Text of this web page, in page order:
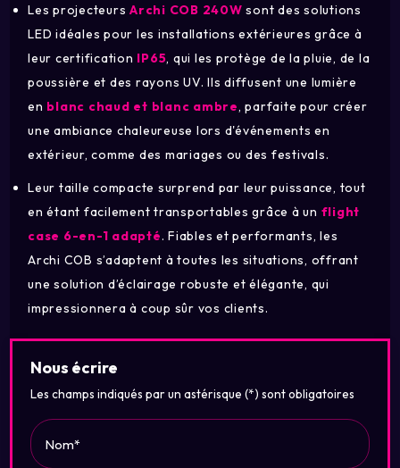
Les projecteursArchi COB 240W sont des solutions
LED idéales pour les installations extérieures grâce à
leur certification IP65, qui les protège de la pluie, de la
poussière et des rayons UV. Ils diffusent une lumière
en blanc chaud et blanc ambre, parfaite pour créer
une ambiance chaleureuse lors d'événements en
extérieur, comme des mariages ou des festivals.
Leur taille compacte surprend par leur puissance, tout
en étant facilement transportables grâce à un flight
case 6-en-1 adapté. Fiables et performants, les
Archi COB s’adaptent à toutes les situations, offrant
une solution d’éclairage robuste et élégante, qui
impressionnera à coup sûr vos clients.
Nous écrire
Les champs indiqués par un astérisque (*) sont obligatoires
Nom*